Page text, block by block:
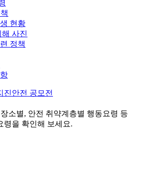
현황
사진
정책
진안전 공모전
소별, 안전 취약계층별 행동요령 등
령을 확인해 보세요.